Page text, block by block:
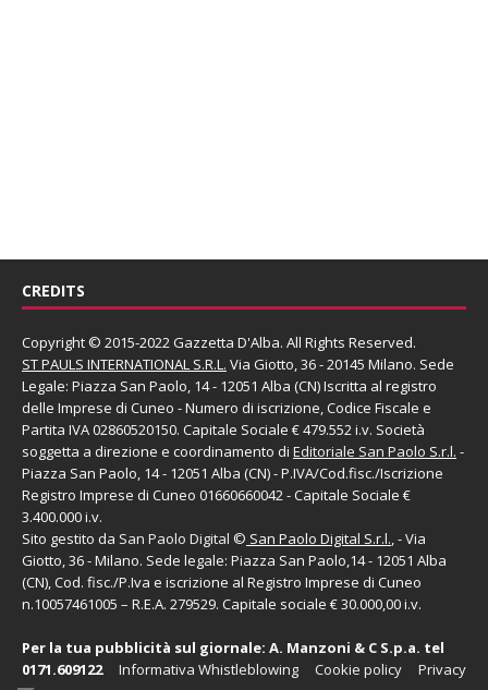
CREDITS
Copyright © 2015-2022 Gazzetta D'Alba. All Rights Reserved.
ST PAULS INTERNATIONAL S.R.L. Via Giotto, 36 - 20145 Milano. Sede
Legale: Piazza San Paolo, 14 - 12051 Alba (CN) Iscritta al registro
delle Imprese di Cuneo - Numero di iscrizione, Codice Fiscale e
Partita IVA 02860520150. Capitale Sociale € 479.552 i.v. Società
soggetta a direzione e coordinamento di Editoriale San Paolo S.r.l. -
Piazza San Paolo, 14 - 12051 Alba (CN) - P.IVA/Cod.fisc./Iscrizione
Registro Imprese di Cuneo 01660660042 - Capitale Sociale €
3.400.000 i.v.
Sito gestito da San Paolo Digital © San Paolo Digital S.r.l., - Via
Giotto, 36 - Milano. Sede legale: Piazza San Paolo,14 - 12051 Alba
(CN), Cod. fisc./P.Iva e iscrizione al Registro Imprese di Cuneo
n.10057461005 – R.E.A. 279529. Capitale sociale € 30.000,00 i.v.
Per la tua pubblicità sul giornale: A. Manzoni & C S.p.a. tel
0171.609122
Privacy
Cookie policy
Informativa Whistleblowing